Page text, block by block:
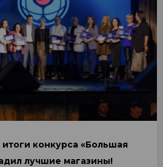
конкурса «Большая
лучшие магазины!